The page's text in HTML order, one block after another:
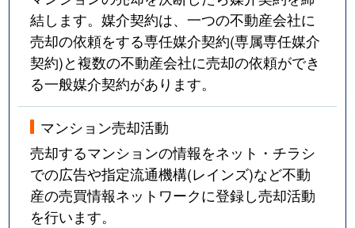
結します。媒介契約は、一つの不動産会社に
売却の依頼をする専任媒介契約(専属専任媒介
契約)と複数の不動産会社に売却の依頼ができ
る一般媒介契約があります。
マンション売却活動
売却するマンションの情報をネット・チラシ
での広告や指定流通機構(レインズ)など不動
産の売買情報ネットワークに登録し売却活動
を行います。